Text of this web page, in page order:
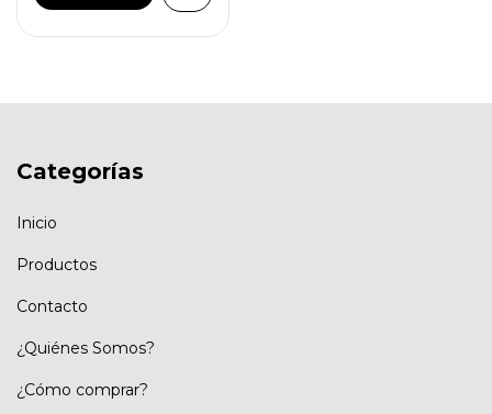
Categorías
Inicio
Productos
Contacto
¿Quiénes Somos?
¿Cómo comprar?